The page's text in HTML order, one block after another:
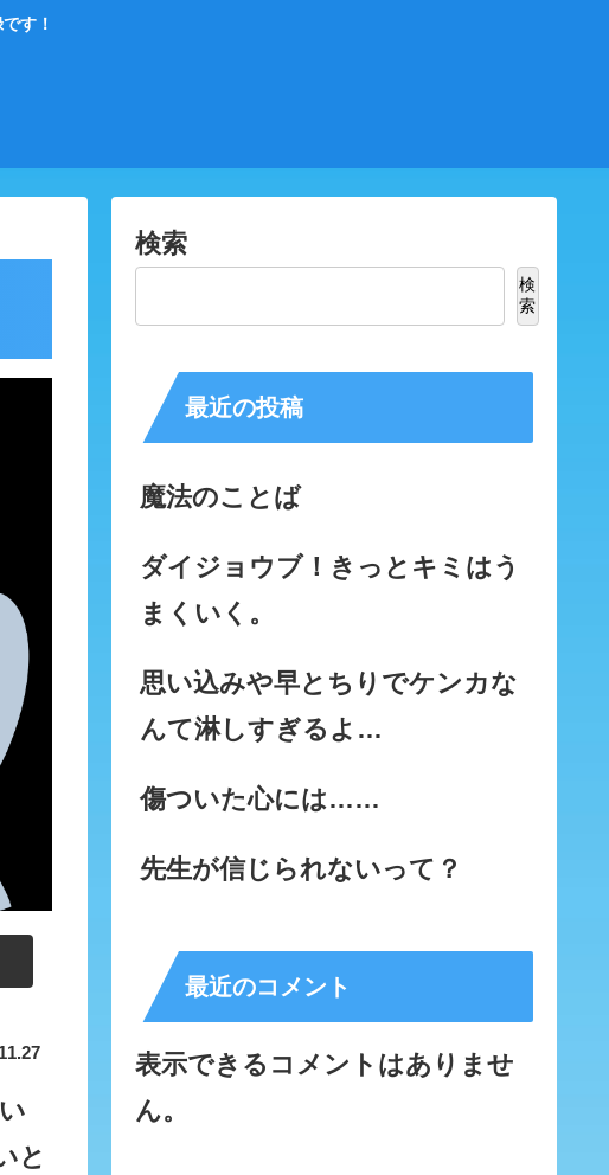
す！
と
検索
検
索
最近の投稿
魔法のことば
ダイジョウブ！きっとキミはう
まくいく。
思い込みや早とちりでケンカな
んて淋しすぎるよ…
傷ついた心には……
先生が信じられないって？
最近のコメント
表示できるコメントはありませ
ん。